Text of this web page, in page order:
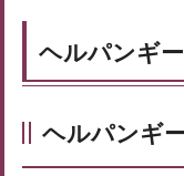
ヘルパンギ
ヘルパンギ